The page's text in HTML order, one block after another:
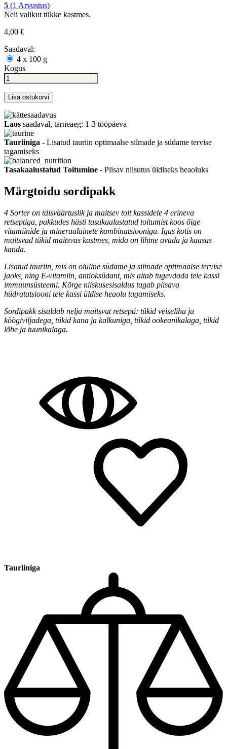
5 (1 Arvustus)
Neli valikut tükke kastmes.
4,00 €
Saadaval:
4 x 100 g
Kogus
Lisa ostukorvi
Laos saadaval, tarneaeg: 1-3 tööpäeva
Tauriiniga - Lisatud tauriin optimaalse silmade ja südame tervise
tagamiseks
Tasakaalustatud Toitumine - Piisav niisutus üldiseks heaoluks
Märgtoidu sordipakk
4 Sorter on täisväärtuslik ja maitsev toit kassidele 4 erineva
retseptiga, pakkudes hästi tasakaalustatud toitumist koos õige
vitamiinide ja mineraalainete kombinatsiooniga. Igas kotis on
maitsvad tükid maitsvas kastmes, mida on lihtne avada ja kaasas
kanda.
Lisatud tauriin, mis on oluline südame ja silmade optimaalse tervise
jaoks, ning E-vitamiin, antioksüdant, mis aitab tugevdada teie kassi
immuunsüsteemi. Kõrge niiskusesisaldus tagab piisava
hüdratatsiooni teie kassi üldise heaolu tagamiseks.
Sordipakk sisaldab nelja maitsvat retsepti: tükid veiseliha ja
köögiviljadega, tükid kana ja kalkuniga, tükid ookeanikalaga, tükid
lõhe ja tuunikalaga.
Tauriiniga